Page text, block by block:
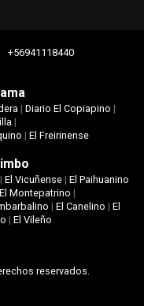
| Diario El Copiapino |
|
| El Freirinense
| El Vicuñense| El Paihuanino
El Montepatrino |
|El Canelino |El
| El Vileño
reservados.